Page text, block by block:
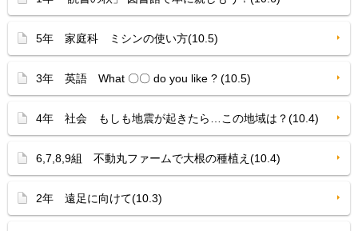
5年 家庭科 ミシンの使い方(10.5)
3年 英語 What 〇〇 do you like ? (10.5)
4年 社会 もしも地震が起きたら…この地域は？(10.4)
6,7,8,9組 不動丸ファームで大根の種植え(10.4)
2年 遠足に向けて(10.3)